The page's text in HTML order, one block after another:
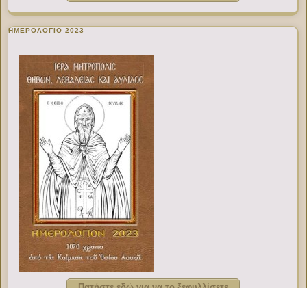
ΗΜΕΡΟΛΟΓΙΟ 2023